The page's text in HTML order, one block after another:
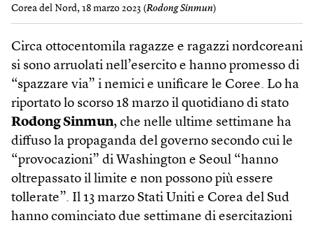
Corea del Nord, 18 marzo 2023 (Rodong Sinmun)
Circa ottocentomila ragazze e ragazzi nordcoreani
si sono arruolati nell’esercito e hanno promesso di
“spazzare via” i nemici e unificare le Coree. Lo ha
riportato lo scorso 18 marzo il quotidiano di stato
Rodong Sinmun, che nelle ultime settimane ha
diffuso la propaganda del governo secondo cui le
“provocazioni” di Washington e Seoul “hanno
oltrepassato il limite e non possono più essere
tollerate”. Il 13 marzo Stati Uniti e Corea del Sud
hanno cominciato due settimane di esercitazioni